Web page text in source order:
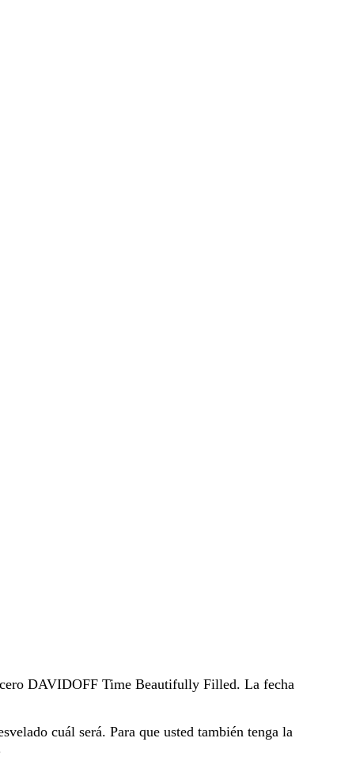
DAVIDOFF Time Beautifully Filled. La fecha
cuál será. Para que usted también tenga la